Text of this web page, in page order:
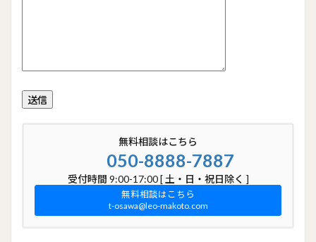
無料相談はこちら
050-8888-7887
受付時間 9:00-17:00 [ 土・日・祝日除く ]
無料相談はこちら
t-osawa@leo-makoto.com